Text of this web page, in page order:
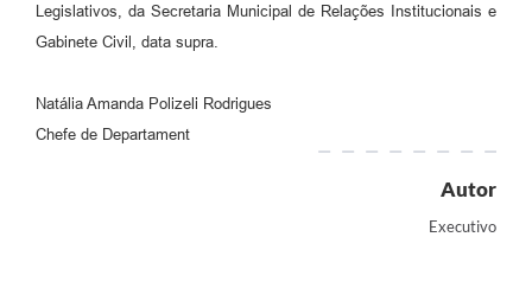
Legislativos, da Secretaria Municipal de Relações Institucionais e
Gabinete Civil, data supra.
Natália Amanda Polizeli Rodrigues
Chefe de Departament
Autor
Executivo